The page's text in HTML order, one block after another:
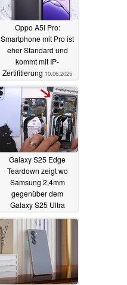
Oppo A5i Pro:
Smartphone mit Pro ist
eher Standard und
kommt mit IP-
Zertifitierung 10.06.2025
Galaxy S25 Edge
Teardown zeigt wo
Samsung 2,4mm
gegenüber dem
Galaxy S25 Ultra
04.06.2025